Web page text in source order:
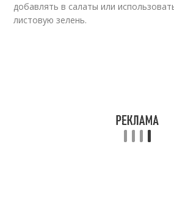
добавлять в салаты или
листовую зелень.